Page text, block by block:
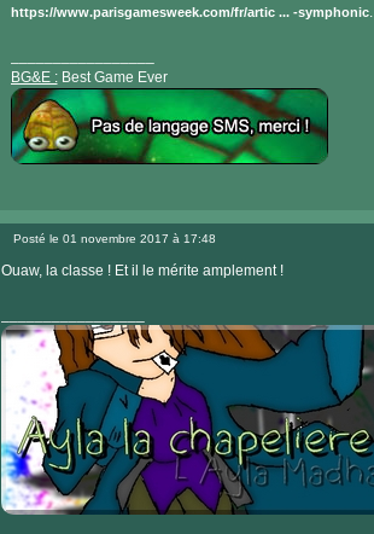
https://www.parisgamesweek.com/fr/artic ... -symphonic.
BG&E :Best Game Ever
le
site
Posté le 01 novembre 2017 à 17:48
Ouaw, la classe ! Et il le mérite amplement !